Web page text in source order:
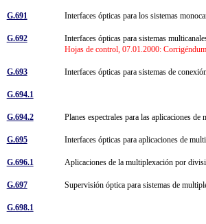
G.691 Interfaces ópticas para los sistemas
G.692
Interfaces ópticas para sistemas
Hojas de control, 07.01.2000:
G.693 Interfaces ópticas para sistemas de
G.694.1
G.694.2 Planes espectrales para las aplicaciones
G.695 Interfaces ópticas para aplicaciones de
G.696.1 Aplicaciones de la multiplexación por
G.697 Supervisión óptica para sistemas de
G.698.1